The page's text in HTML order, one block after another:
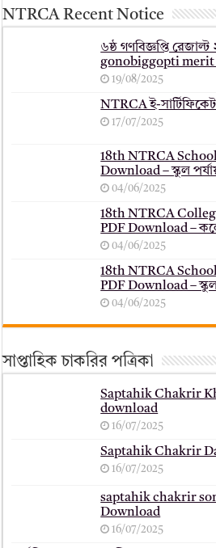
NTRCA Recent Notice
৬ষ্ঠ গণবিজ্ঞপ্তি
gonobiggopti merit
19/08/2025
NTRCA ই-
17/07/2025
18th NTRCA
Download – স্কুল
04/06/2025
18th NTRCA
PDF Download –
04/06/2025
18th NTRCA
PDF Download –
04/06/2025
সাপ্তাহিক চাকরির পত্রিকা
Saptahik Chakrir
download
16/07/2025
Saptahik Chakrir
16/07/2025
saptahik chakrir
Download
16/07/2025